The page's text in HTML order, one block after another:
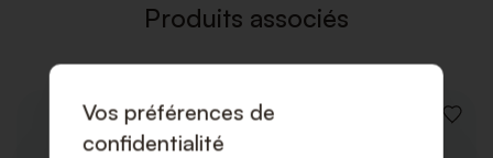
Produits associés
Vos préférences de
confidentialité